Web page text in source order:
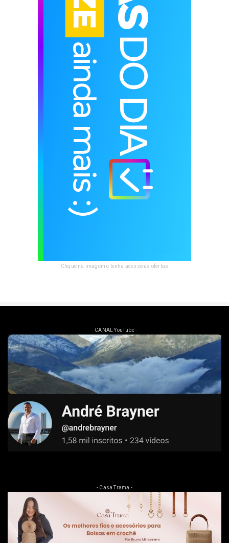
Clique na imagem e tenha acesso as ofertas
- CANAL YouTube -
- Casa Trama -